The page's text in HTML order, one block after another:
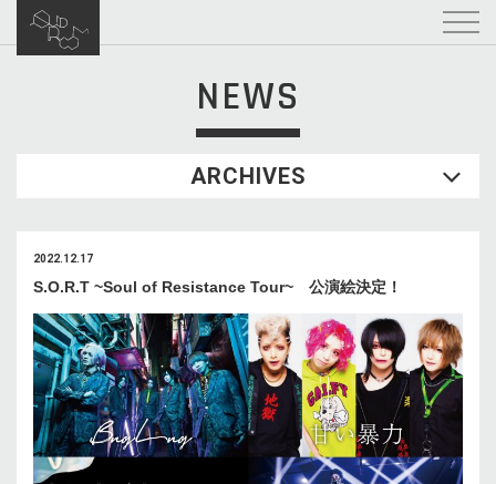
NEWS
ARCHIVES
2022.12.17
S.O.R.T ~Soul of Resistance Tour~ 公演絵決定！